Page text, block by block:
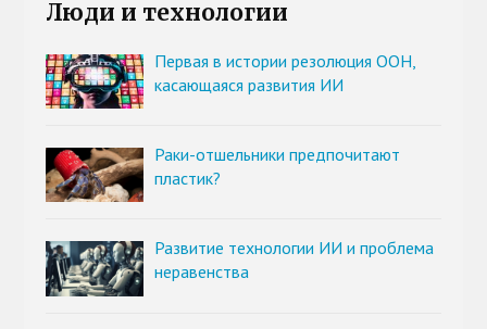
Люди и технологии
Первая в истории резолюция ООН,
касающаяся развития ИИ
Раки-отшельники предпочитают
пластик?
Развитие технологии ИИ и проблема
неравенства